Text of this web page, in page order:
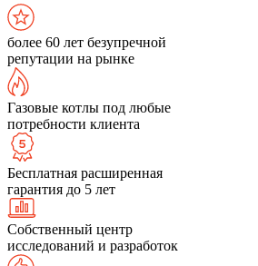
более 60 лет безупречной
репутации на рынке
Газовые котлы под любые
потребности клиента
Бесплатная расширенная
гарантия до 5 лет
Собственный центр
исследований и разработок